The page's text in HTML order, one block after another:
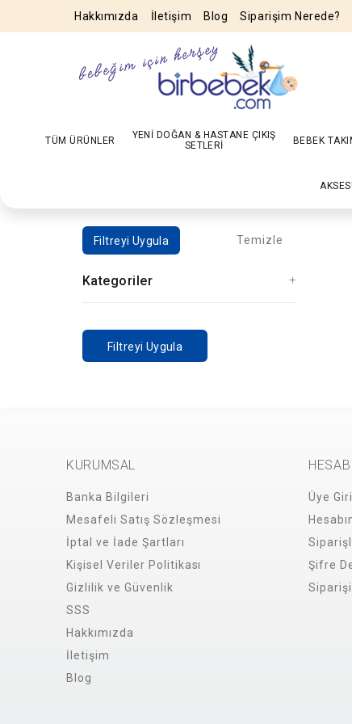
Hakkımızda İletişim Blog Siparişim Nerede?
TÜM ÜRÜNLER
YENİ DOĞAN & HASTANE ÇIKIŞ
SETLERİ
BEBEK
Filtreyi Uygula Temizle
Kategoriler
Filtreyi Uygula
KURUMSAL
Banka Bilgileri
Mesafeli Satış Sözleşmesi
İptal ve İade Şartları
Kişisel Veriler Politikası
Gizlilik ve Güvenlik
SSS
Hakkımızda
İletişim
Blog
Üye
Şifre